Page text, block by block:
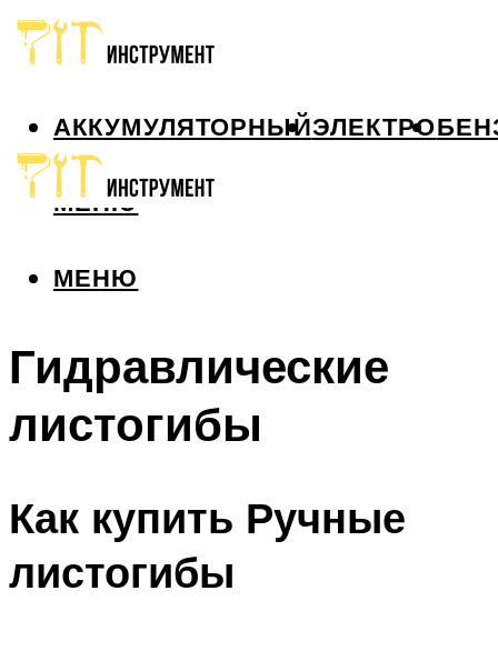
АККУМУЛЯТОРНЫЙЭЛЕКТРО
МЕНЮ
МЕНЮ
Гидравлические
листогибы
Как купить Ручные
листогибы